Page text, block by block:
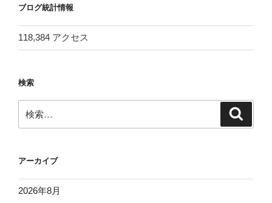
ブログ統計情報
118,384 アクセス
検索
索:
アーカイブ
2026年8月